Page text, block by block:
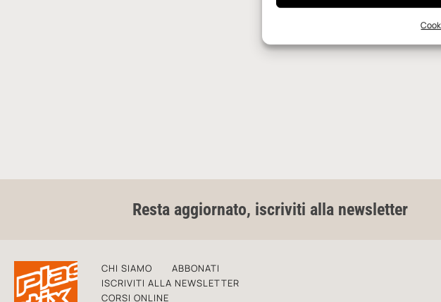
Resta aggiornato, iscriviti alla newsletter
CHI SIAMO
ABBONATI
ISCRIVITI ALLA NEWSLETTER
CORSI ONLINE